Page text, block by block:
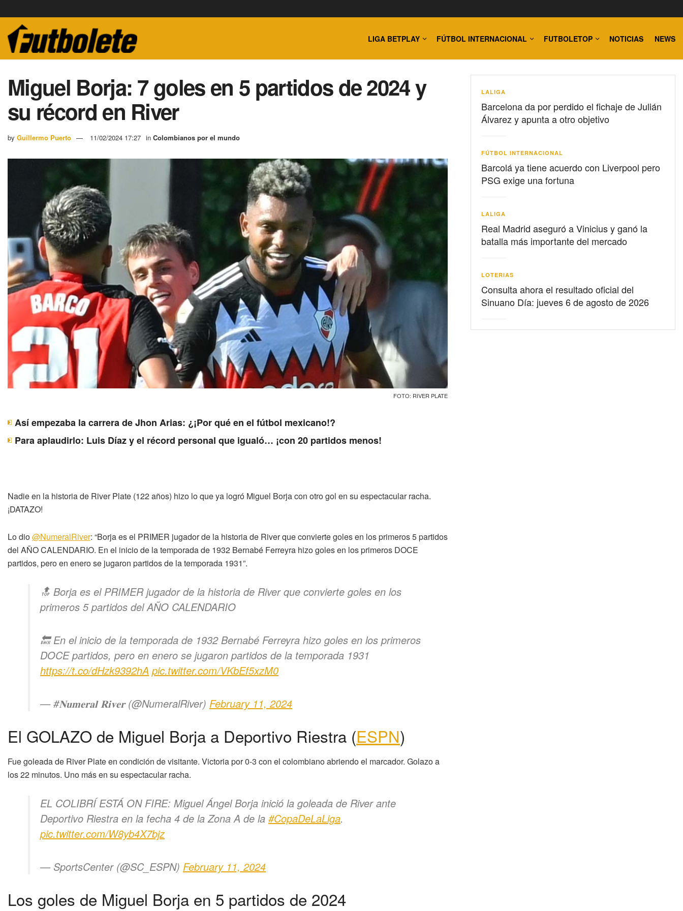
LIGA BETPLAY FÚTBOL INTERNACIONAL FUTBOLETOP NOTICIAS NEWS
Miguel Borja: 7 goles en 5 partidos de 2024 y
su récord en River
by Guillermo Puerto 11/02/2024 17:27 in Colombianos por el mundo
FOTO: RIVER PLATE
Así empezaba la carrera de Jhon Arias: ¿¡Por qué en el fútbol mexicano!?
Para aplaudirlo: Luis Díaz y el récord personal que igualó… ¡con 20 partidos menos!
Nadie en la historia de River Plate (122 años) hizo lo que ya logró Miguel Borja con otro gol en su espectacular racha.
¡DATAZO!
Lo dio@NumeralRiver: “Borja es el PRIMER jugador de la historia de River que convierte goles en los primeros 5 partidos
del AÑO CALENDARIO. En el inicio de la temporada de 1932 Bernabé Ferreyra hizo goles en los primeros DOCE
partidos, pero en enero se jugaron partidos de la temporada 1931”.
🔝 Borja es el PRIMER jugador de la historia de River que convierte goles en los
primeros 5 partidos del AÑO CALENDARIO
🔙 En el inicio de la temporada de 1932 Bernabé Ferreyra hizo goles en los primeros
DOCE partidos, pero en enero se jugaron partidos de la temporada 1931
https://t.co/dHzk9392hA pic.twitter.com/VKbEf5xzM0
— #𝐍𝐮𝐦𝐞𝐫𝐚𝐥 𝐑𝐢𝐯𝐞𝐫 (@NumeralRiver) February 11, 2024
El GOLAZO de Miguel Borja a Deportivo Riestra (ESPN)
Fue goleada de River Plate en condición de visitante. Victoria por 0-3 con el colombiano abriendo el marcador. Golazo a
los 22 minutos. Uno más en su espectacular racha.
EL COLIBRÍ ESTÁ ON FIRE: Miguel Ángel Borja inició la goleada de River ante
Deportivo Riestra en la fecha 4 de la Zona A de la #CopaDeLaLiga.
pic.twitter.com/W8yb4X7bjz
— SportsCenter (@SC_ESPN) February 11, 2024
Los goles de Miguel Borja en 5 partidos de 2024
LALIGA
Barcelona da por perdido el fichaje de Julián
Álvarez y apunta a otro objetivo
FÚTBOL INTERNACIONAL
Barcolá ya tiene acuerdo con Liverpool pero
PSG exige una fortuna
LALIGA
Real Madrid aseguró a Vinicius y ganó la
batalla más importante del mercado
LOTERIAS
Consulta ahora el resultado oficial del
Sinuano Día: jueves 6 de agosto de 2026